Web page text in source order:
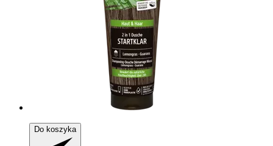
Do koszyka